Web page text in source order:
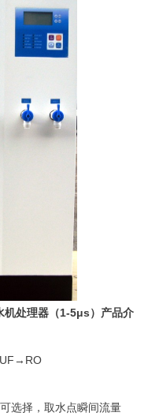
处理器（1-5μs） 产品介
选择，取水点瞬间流量